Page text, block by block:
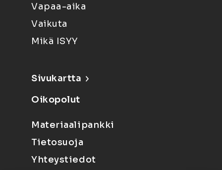
Vapaa-aika
Vaikuta
Mikä ISYY
Sivukartta
Oikopolut
Materiaalipankki
Tietosuoja
Yhteystiedot